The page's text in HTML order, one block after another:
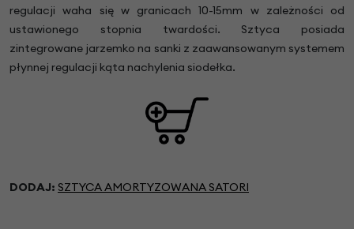
regulacji waha się w granicach 10-15mm w zależności od
ustawionego stopnia twardości. Sztyca posiada
zintegrowane jarzemko na sanki z zaawansowanym systemem
płynnej regulacji kąta nachylenia siodełka.
DODAJ: SZTYCA AMORTYZOWANA SATORI